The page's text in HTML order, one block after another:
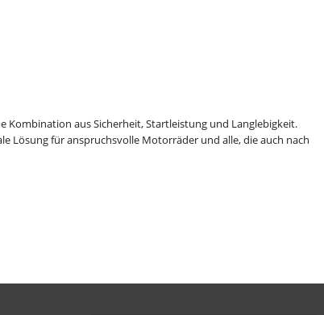
Kombination aus Sicherheit, Startleistung und Langlebigkeit.
Lösung für anspruchsvolle Motorräder und alle, die auch nach